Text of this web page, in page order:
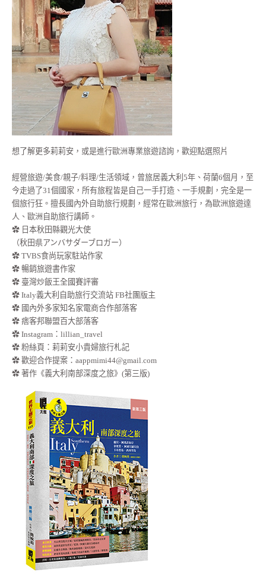
想了解更多莉莉安，或是進行歐洲專業旅遊諮詢，歡迎點選照片
經營旅遊/美食/親子/料理/生活領域，曾旅居義大利5年、荷蘭6個月，至
今走過了31個國家，所有旅程皆是自己一手打造、一手規劃，完全是一
個旅行狂。擅長國內外自助旅行規劃，經常在歐洲旅行，為歐洲旅遊達
人、歐洲自助旅行講師。
✿ 日本秋田縣觀光大使
（秋田県アンバサダーブロガー）
✿ TVBS食尚玩家駐站作家
✿ 暢銷旅遊書作家
✿ 臺灣炒飯王全國賽評審
✿ Italy義大利自助旅行交流站 FB社團版主
✿ 國內外多家知名家電商合作部落客
✿ 痞客邦聯盟百大部落客
✿ Instagram：lillian_travel
✿ 粉絲頁：莉莉安小貴婦旅行札記
✿ 歡迎合作提案： aappmimi44@gmail.com
✿ 著作《義大利南部深度之旅》(第三版)